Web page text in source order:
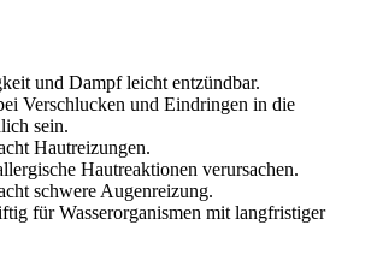
und Dampf leicht entzündbar.
Verschlucken und Eindringen in die
sein.
Hautreizungen.
Hautreaktionen verursachen.
schwere Augenreizung.
für Wasserorganismen mit langfristiger